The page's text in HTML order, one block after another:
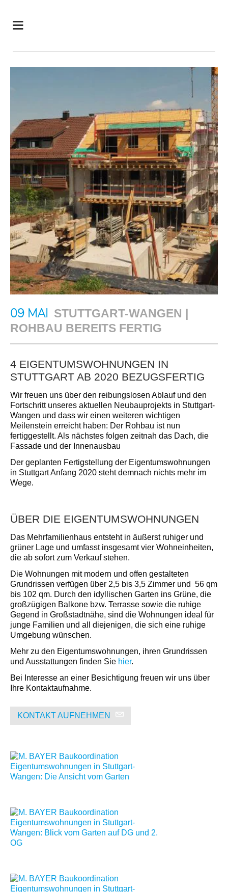
09 MAI STUTTGART-WANGEN |
ROHBAU BEREITS FERTIG
4 EIGENTUMSWOHNUNGEN IN
STUTTGART AB 2020 BEZUGSFERTIG
Wir freuen uns über den reibungslosen Ablauf und den
Fortschritt unseres aktuellen Neubauprojekts in Stuttgart-
Wangen und dass wir einen weiteren wichtigen
Meilenstein erreicht haben: Der Rohbau ist nun
fertiggestellt. Als nächstes folgen zeitnah das Dach, die
Fassade und der Innenausbau
Der geplanten Fertigstellung der Eigentumswohnungen
in Stuttgart Anfang 2020 steht demnach nichts mehr im
Wege.
ÜBER DIE EIGENTUMSWOHNUNGEN
Das Mehrfamilienhaus entsteht in äußerst ruhiger und
grüner Lage und umfasst insgesamt vier Wohneinheiten,
die ab sofort zum Verkauf stehen.
Die Wohnungen mit modern und offen gestalteten
Grundrissen verfügen über 2,5 bis 3,5 Zimmer und 56 qm
bis 102 qm. Durch den idyllischen Garten ins Grüne, die
großzügigen Balkone bzw. Terrasse sowie die ruhige
Gegend in Großstadtnähe, sind die Wohnungen ideal für
junge Familien und all diejenigen, die sich eine ruhige
Umgebung wünschen.
Mehr zu den Eigentumswohnungen, ihren Grundrissen
und Ausstattungen finden Sie hier.
Bei Interesse an einer Besichtigung freuen wir uns über
Ihre Kontaktaufnahme.
KONTAKT AUFNEHMEN